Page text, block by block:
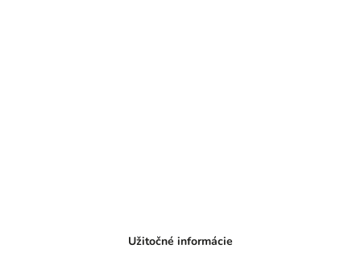
Užitočné informácie